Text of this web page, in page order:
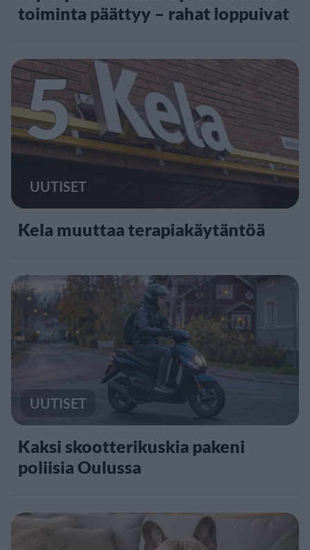
toiminta päättyy – rahat loppuivat
5
UUTISET
Kela muuttaa terapiakäytäntöä
UUTISET
Kaksi skootterikuskia pakeni
poliisia Oulussa